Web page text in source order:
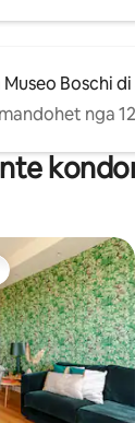
Museo Boschi
nga
të klientëve